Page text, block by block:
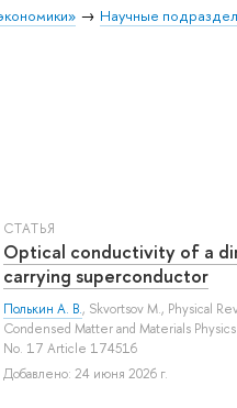
Научные
СТАТЬЯ
Optical conductivity of a
carrying superconductor
Полькин А. В., Skvortsov M., Physical
Condensed Matter and Materials
No. 17 Article 174516
Добавлено: 24 июня 2026 г.